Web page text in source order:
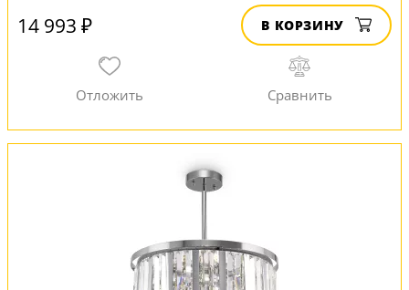
14 993 ₽ В КОРЗИНУ